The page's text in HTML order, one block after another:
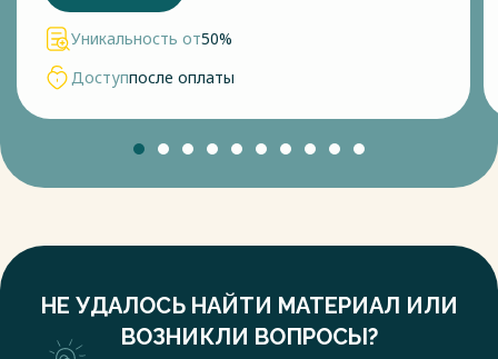
Уникальность от50%
Доступпосле оплаты
НЕ УДАЛОСЬ НАЙТИ МАТЕРИАЛ ИЛИ
ВОЗНИКЛИ ВОПРОСЫ?